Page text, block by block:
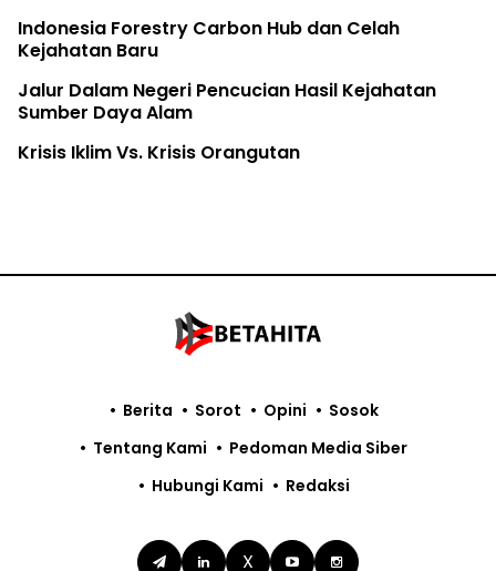
Indonesia Forestry Carbon Hub dan Celah
Kejahatan Baru
Jalur Dalam Negeri Pencucian Hasil Kejahatan
Sumber Daya Alam
Krisis Iklim Vs. Krisis Orangutan
X
Berita Sorot Opini
Sosok
Tentang Kami
Pedoman Media Siber
Hubungi Kami
Redaksi